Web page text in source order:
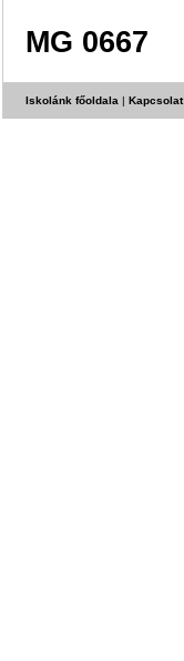
MG 0667
Iskolánk főoldala | Kapcsolat